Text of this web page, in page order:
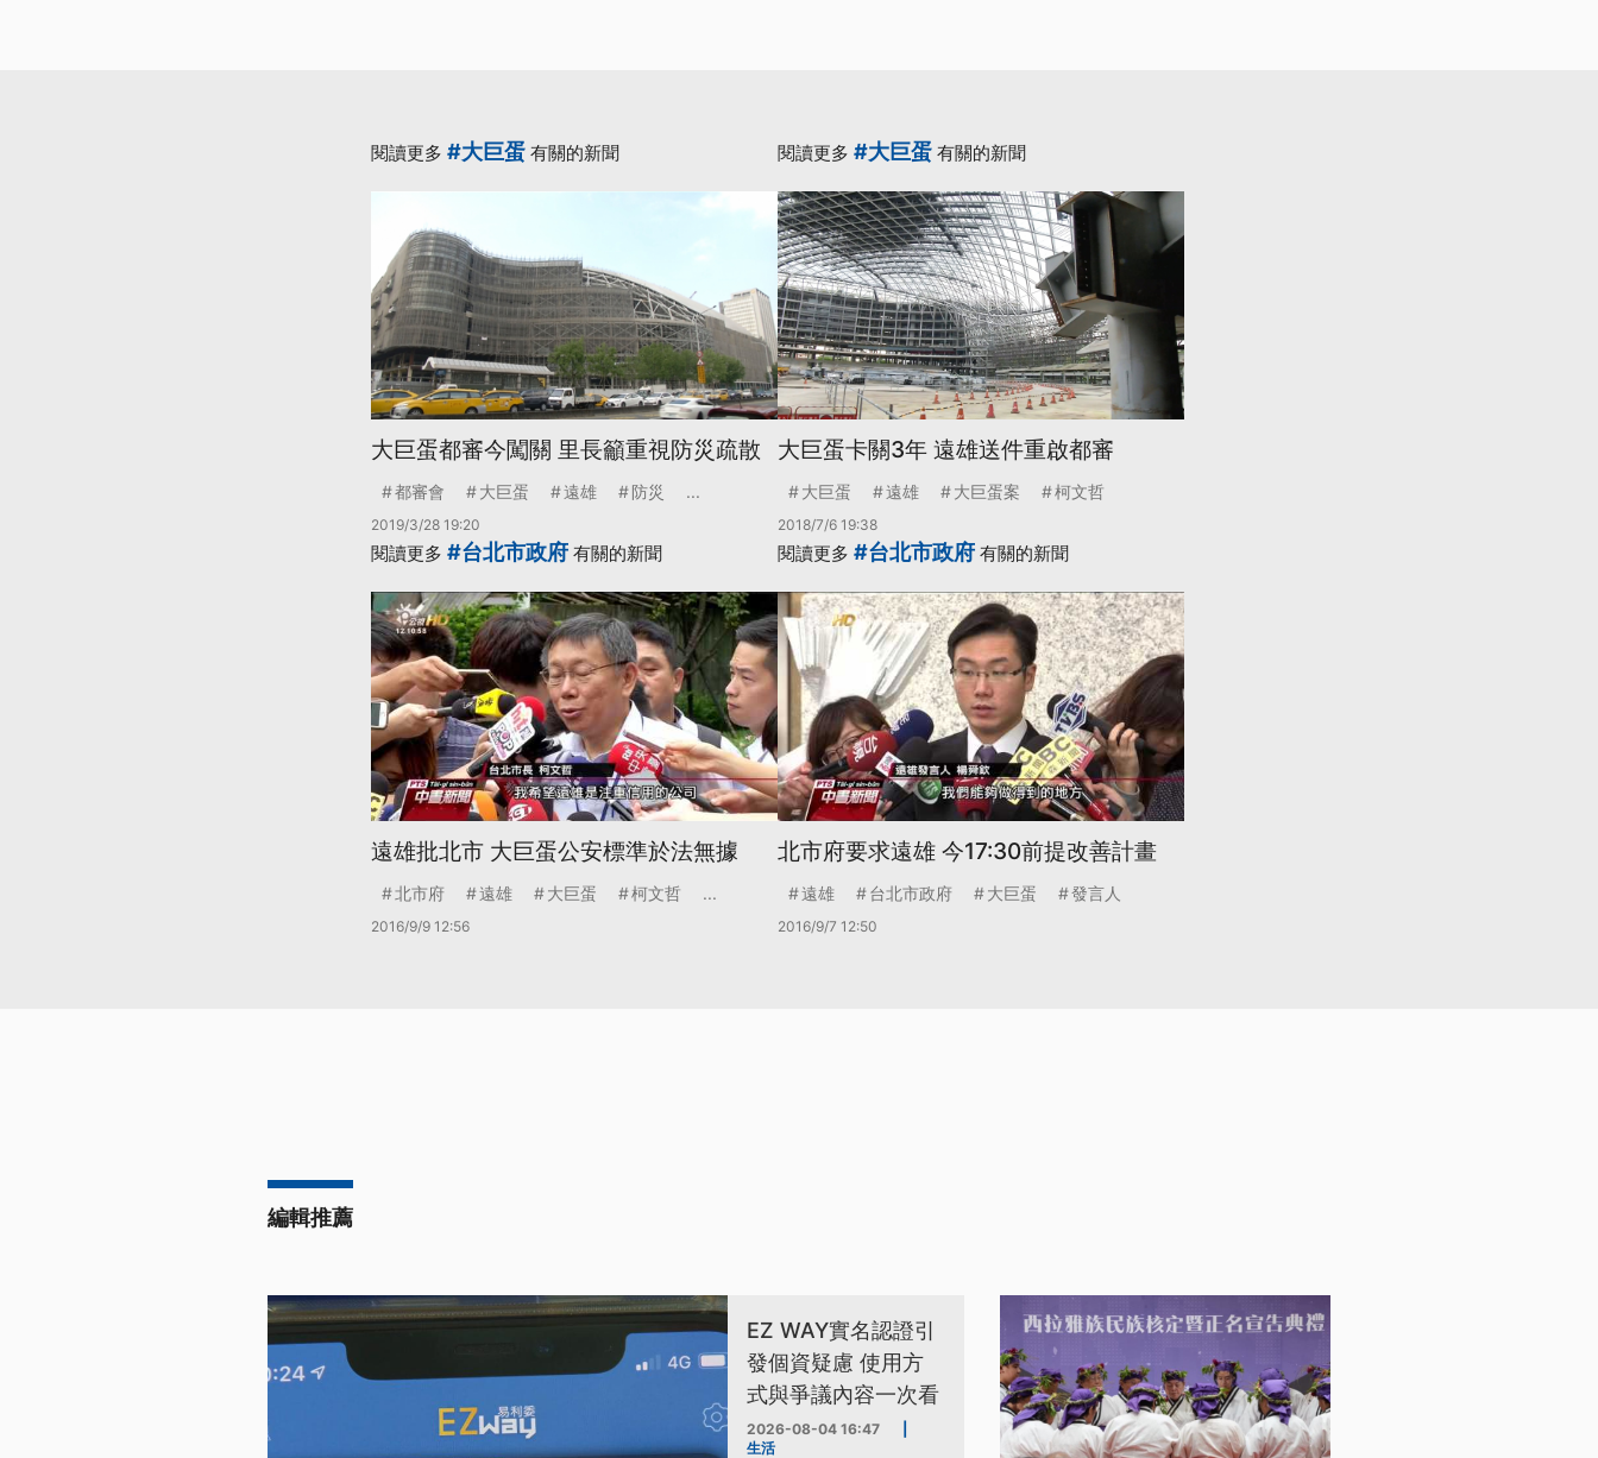
閱讀更多 #大巨蛋 有關的新聞
大巨蛋都審今闖關 里長籲重視防災疏散
都審會 大巨蛋 遠雄 防災 ...
2019/3/28 19:20
閱讀更多 #大巨蛋 有關的新聞
大巨蛋卡關3年 遠雄送件重啟都審
大巨蛋 遠雄 大巨蛋案 柯文哲
2018/7/6 19:38
閱讀更多 #台北市政府 有關的新聞
遠雄批北市 大巨蛋公安標準於法無據
北市府 遠雄 大巨蛋 柯文哲 ...
2016/9/9 12:56
閱讀更多 #台北市政府 有關的新聞
北市府要求遠雄 今17:30前提改善計畫
遠雄 台北市政府 大巨蛋 發言人
2016/9/7 12:50
編輯推薦
EZ WAY實名認證引
發個資疑慮 使用方
式與爭議內容一次看
2026-08-04 16:47
生活